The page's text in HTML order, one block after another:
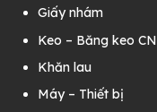
Giấy nhám
Keo – Băng keo CN
Khăn lau
Máy – Thiết bị